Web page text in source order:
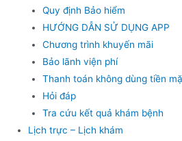
Quy định Bảo hiểm
HƯỚNG DẪN SỬ DỤNG APP
Chương trình khuyến mãi
Bảo lãnh viện phí
Thanh toán không dùng tiền
Hỏi đáp
Tra cứu kết quả khám bệnh
Lịch trực – Lịch khám